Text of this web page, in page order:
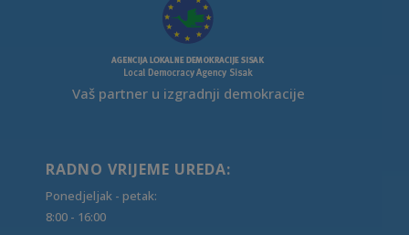
Vaš partner u izgradnji demokracije
RADNO VRIJEME UREDA:
Ponedjeljak - petak:
8:00 - 16:00